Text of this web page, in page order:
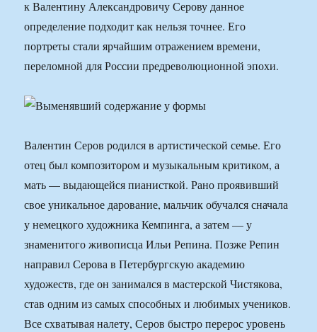
к Валентину Александровичу Серову данное
определение подходит как нельзя точнее. Его
портреты стали ярчайшим отражением времени,
переломной для России предреволюционной эпохи.
Валентин Серов родился в артистической семье. Его
отец был композитором и музыкальным критиком, а
мать — выдающейся пианисткой. Рано проявивший
свое уникальное дарование, мальчик обучался сначала
у немецкого художника Кемпинга, а затем — у
знаменитого живописца Ильи Репина. Позже Репин
направил Серова в Петербургскую академию
художеств, где он занимался в мастерской Чистякова,
став одним из самых способных и любимых учеников.
Все схватывая налету, Серов быстро перерос уровень